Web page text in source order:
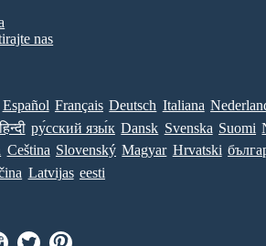
nas
Español Français Deutsch Italiana
ру́сский язы́к Dansk Svenska Suomi
Ceština Slovenský Magyar Hrvatski
Latvijas eesti